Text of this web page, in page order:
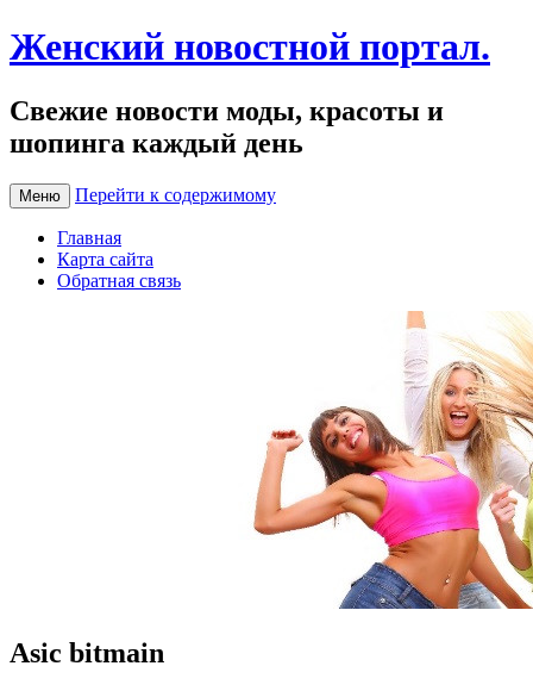
Женский новостной портал.
Свежие новости моды, красоты и
шопинга каждый день
Меню Перейти к содержимому
Главная
Карта сайта
Обратная связь
Asic bitmain